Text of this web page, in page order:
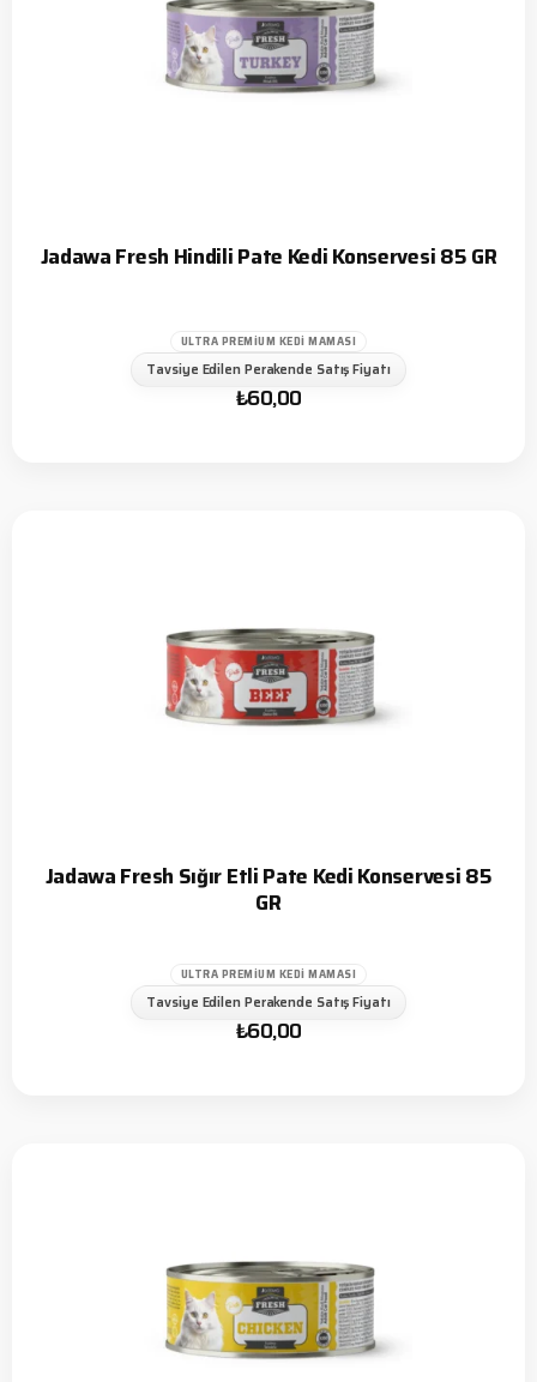
Jadawa Fresh Hindili Pate Kedi Konservesi 85 GR
ULTRA PREMIUM KEDI MAMASI
Tavsiye Edilen Perakende Satış Fiyatı
₺60,00
Jadawa Fresh Sığır Etli Pate Kedi Konservesi 85
GR
ULTRA PREMIUM KEDI MAMASI
Tavsiye Edilen Perakende Satış Fiyatı
₺60,00